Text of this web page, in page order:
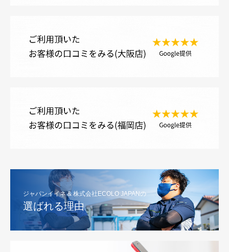
ジャパンイイネ & 株式会社ECOLO JAPANの
選ばれる理由